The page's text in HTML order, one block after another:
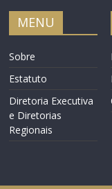
MENU
Sobre
Estatuto
Diretoria Executiva
e Diretorias
Regionais